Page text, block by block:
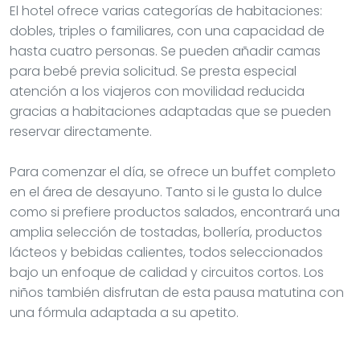
El hotel ofrece varias categorías de habitaciones:
dobles, triples o familiares, con una capacidad de
hasta cuatro personas. Se pueden añadir camas
para bebé previa solicitud. Se presta especial
atención a los viajeros con movilidad reducida
gracias a habitaciones adaptadas que se pueden
reservar directamente.
Para comenzar el día, se ofrece un buffet completo
en el área de desayuno. Tanto si le gusta lo dulce
como si prefiere productos salados, encontrará una
amplia selección de tostadas, bollería, productos
lácteos y bebidas calientes, todos seleccionados
bajo un enfoque de calidad y circuitos cortos. Los
niños también disfrutan de esta pausa matutina con
una fórmula adaptada a su apetito.